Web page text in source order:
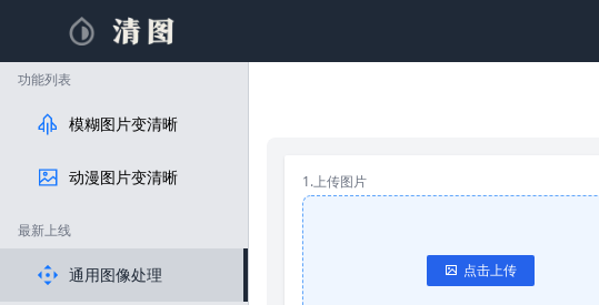
功能列表
模糊图片变清晰
动漫图片变清晰
最新上线
通用图像处理
1.上传图片
点击上传